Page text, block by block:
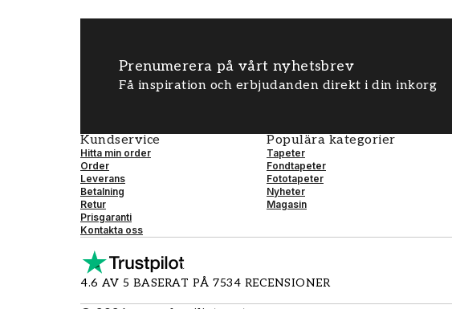
Prenumerera på vårt nyhetsbrev
Få inspiration och erbjudanden direkt i din inkorg
Kundservice
Hitta min order
Order
Leverans
Betalning
Retur
Prisgaranti
Kontakta oss
Populära kategorier
Tapeter
Fondtapeter
Fototapeter
Nyheter
Magasin
4.6 AV 5 BASERAT PÅ 7534 RECENSIONER